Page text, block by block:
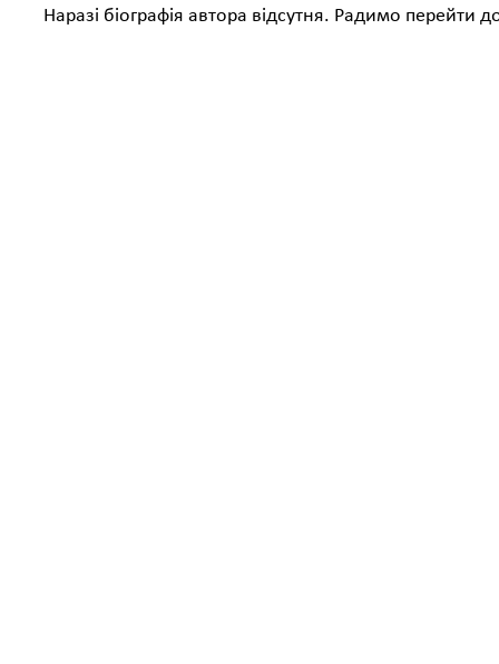
Наразі біографія автора відсутня. Радимо перейти